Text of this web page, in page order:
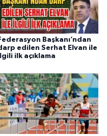
Başkanı’ndan
edilen Serhat Elvan ile
ilk açıklama